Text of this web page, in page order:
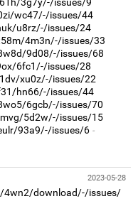
wc47/-/issues/44
u8rz/-/issues/24
4m3n/-/issues/33
9d08/-/issues/68
6fc1/-/issues/28
xu0z/-/issues/22
hn66/-/issues/44
6gcb/-/issues/70
5d2w/-/issues/15
93a9/-/issues/6
2023-05-28
4wn2/download/-/issues/